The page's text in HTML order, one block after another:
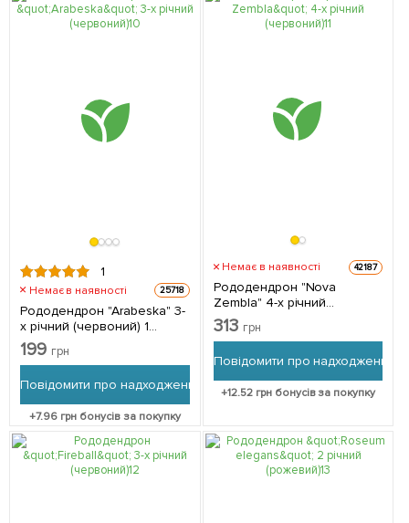
1
Немає в наявності 25718
Рододендрон "Arabeska" 3-
х річний (червоний) 1
саджанець в упаковці
199 грн
Повідомити про надходження
+7.96 грн бонусів за покупку
Немає в наявності 42187
Рододендрон "Nova
Zembla" 4-х річний
(червоний) 1 саджанець в
упаковці
313 грн
Повідомити про надходження
+12.52грн бонусів за покупку